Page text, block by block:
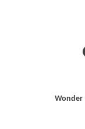
Wonder